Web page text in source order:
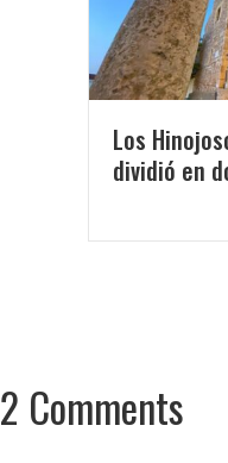
Los
dividió en
2 Comments